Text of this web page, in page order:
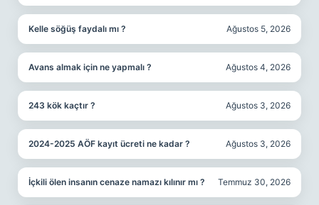
Kelle söğüş faydalı mı ? Ağustos 5, 2026
Avans almak için ne yapmalı ? Ağustos 4, 2026
243 kök kaçtır ? Ağustos 3, 2026
2024-2025 AÖF kayıt ücreti ne kadar ? Ağustos 3, 2026
İçkili ölen insanın cenaze namazı kılınır mı ? Temmuz 30, 2026